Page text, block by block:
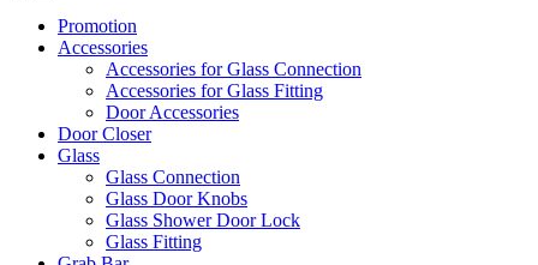
Promotion
Accessories
Accessories for Glass Connection
Accessories for Glass Fitting
Door Accessories
Door Closer
Glass
Glass Connection
Glass Door Knobs
Glass Shower Door Lock
Glass Fitting